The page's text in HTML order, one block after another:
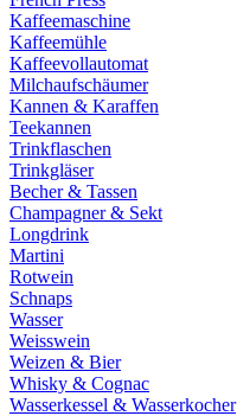
Kaffeemaschine
Kaffeemühle
Kaffeevollautomat
Milchaufschäumer
Kannen & Karaffen
Teekannen
Trinkflaschen
Trinkgläser
Becher & Tassen
Champagner & Sekt
Longdrink
Martini
Rotwein
Schnaps
Wasser
Weisswein
Weizen & Bier
Whisky & Cognac
Wasserkessel & Wasserkocher